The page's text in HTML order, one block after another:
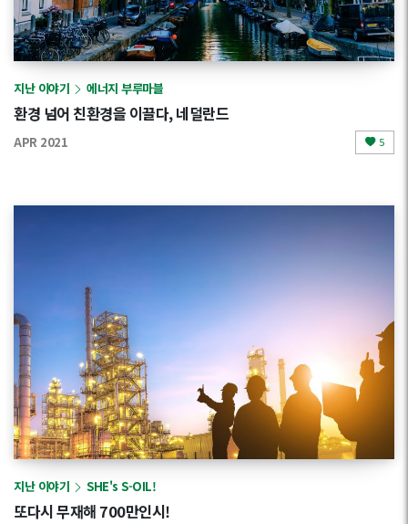
지난 이야기 에너지 부루마블
환경 넘어 친환경을 이끌다, 네덜란드
APR 2021 5
지난 이야기 SHE's S-OIL!
또다시 무재해 700만인시!